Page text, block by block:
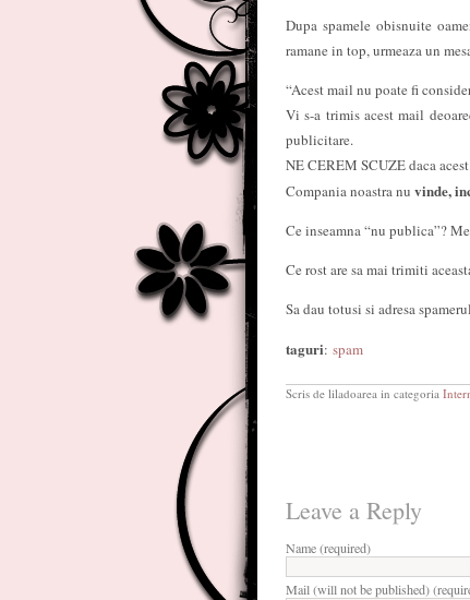
Dupa spamele obisnuite
ramane in top, urmeaza un
“Acest mail nu poate fi
Vi s-a trimis acest mail
publicitare.
NE CEREM SCUZE daca
Compania noastra nu vinde,
Ce inseamna “nu publica”?
Ce rost are sa mai trimiti
Sa dau totusi si adresa
taguri: spam
Scris de liladoarea in categoria
Leave a Reply
Name (required)
Mail (will not be published)